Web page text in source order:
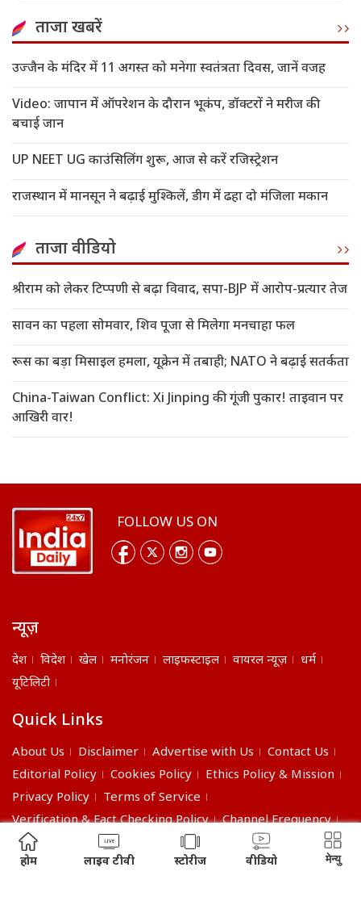
ताजा खबरें
उज्जैन के मंदिर में 11 अगस्त को मनेगा स्वतंत्रता दिवस, जानें वजह
Video: जापान में ऑपरेशन के दौरान भूकंप, डॉक्टरों ने मरीज की
बचाई जान
UP NEET UG काउंसिलिंग शुरू, आज से करें रजिस्ट्रेशन
राजस्थान में मानसून ने बढ़ाई मुश्किलें, डीग में ढहा दो मंजिला मकान
ताजा वीडियो
श्रीराम को लेकर टिप्पणी से बढ़ा विवाद, सपा-BJP में आरोप-प्रत्यार तेज
सावन का पहला सोमवार, शिव पूजा से मिलेगा मनचाहा फल
रूस का बड़ा मिसाइल हमला, यूक्रेन में तबाही; NATO ने बढ़ाई सतर्कता
China-Taiwan Conflict: Xi Jinping की गूंजी पुकार! ताइवान पर
आखिरी वार!
FOLLOW US ON
न्यूज़
देश विदेश खेल मनोरंजन लाइफस्टाइल वायरल न्यूज़
धर्म
यूटिलिटी
Quick Links
About Us Disclaimer Advertise with Us
Contact Us
Editorial Policy
Cookies Policy
Ethics Policy & Mission
Privacy Policy
Terms of Service
Verification & Fact Checking Policy
Channel Frequency
©2026 India Daily. All right reserved.
होम लाइव टीवी स्टोरीज वीडियो मेन्यु